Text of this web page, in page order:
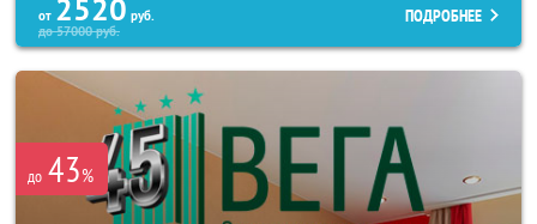
от 2520 руб.
до57000руб.
ПОДРОБНЕЕ
до 43%